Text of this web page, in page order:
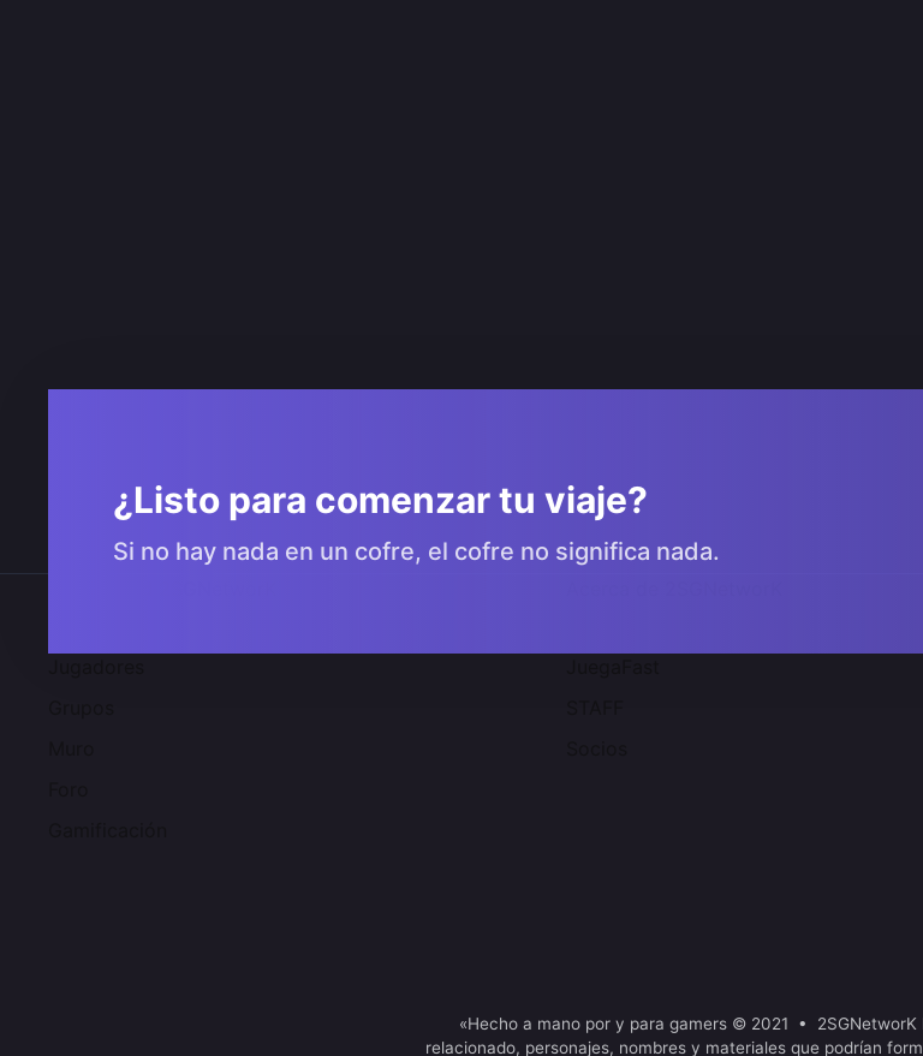
¿Listo para comenzar tu viaje?
Si no hay nada en un cofre, el cofre no significa nada.
«Hecho a mano por y para gamers © 2021 • 2SGNetworK
relacionado, personajes, nombres y materiales que podrían